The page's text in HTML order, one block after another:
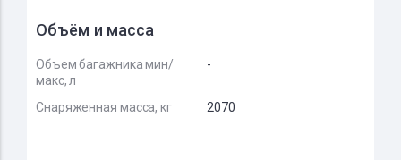
Объём и масса
Объем багажника мин/
макс, л
-
Снаряженная масса, кг 2070